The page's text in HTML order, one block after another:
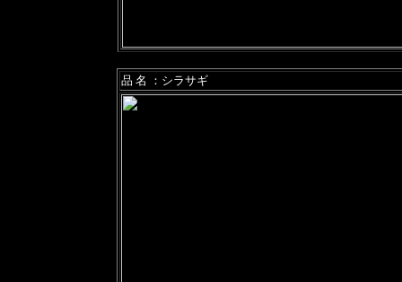
品 名 ：シラサギ